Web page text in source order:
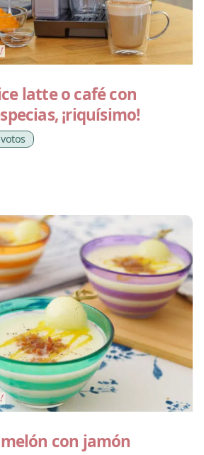
latte o café con
¡riquísimo!
con jamón